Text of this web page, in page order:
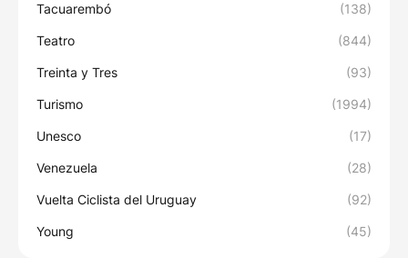
Tacuarembó (138)
Teatro (844)
Treinta y Tres (93)
Turismo (1994)
Unesco (17)
Venezuela (28)
Vuelta Ciclista del Uruguay (92)
Young (45)